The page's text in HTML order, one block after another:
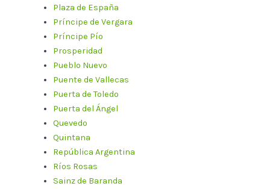
Plaza de España
Príncipe de Vergara
Príncipe Pío
Prosperidad
Pueblo Nuevo
Puente de Vallecas
Puerta de Toledo
Puerta del Ángel
Quevedo
Quintana
República Argentina
Ríos Rosas
Sainz de Baranda